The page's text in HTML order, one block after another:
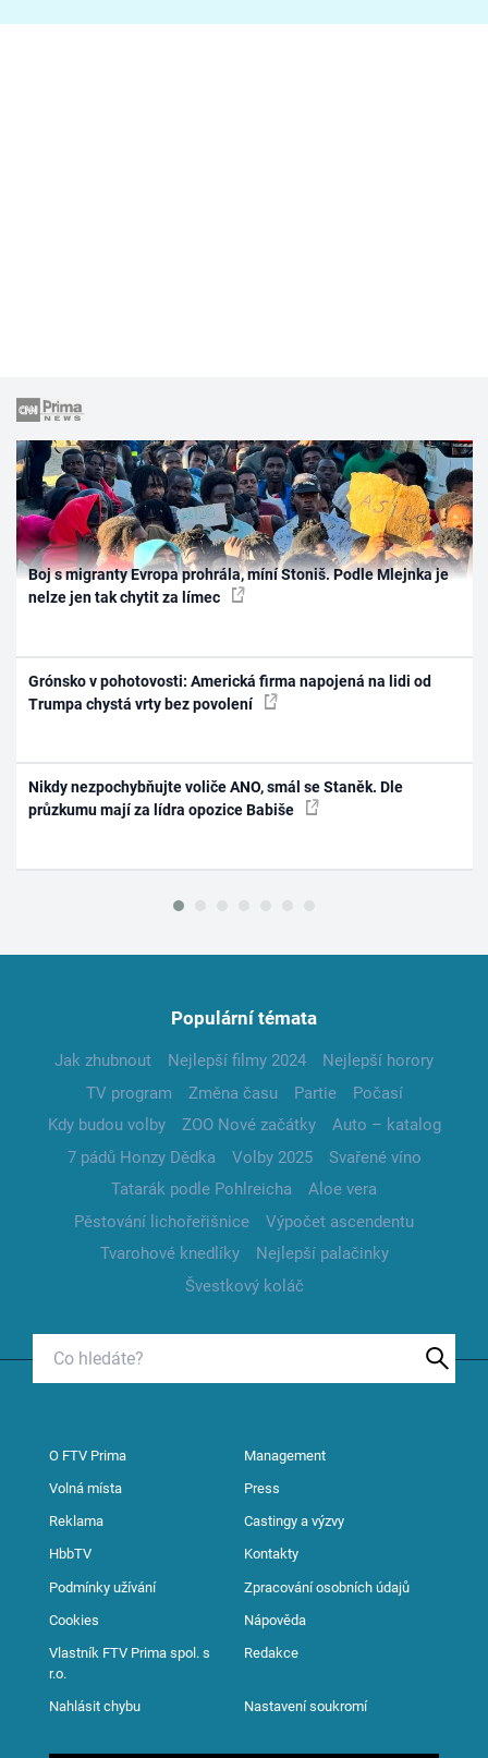
Boj s migranty Evropa prohrála, míní Stoniš. Podle Mlejnka je
nelze jen tak chytit za límec
Grónsko v pohotovosti: Americká firma napojená na lidi od
Trumpa chystá vrty bez povolení
Nikdy nezpochybňujte voliče ANO, smál se Staněk. Dle
průzkumu mají za lídra opozice Babiše
Populární témata
Jak zhubnout Nejlepší filmy 2024
Nejlepší horory
TV program
Změna času Partie
Počasí
Kdy budou volby
ZOO Nové začátky
Auto – katalog
7 pádů Honzy Dědka
Volby 2025
Svařené víno
Tatarák podle Pohlreicha
Aloe vera
Pěstování lichořeřišnice
Výpočet ascendentu
Tvarohové knedlíky
Nejlepší palačinky
Švestkový koláč
O FTV Prima Management
Volná místa Press
Reklama Castingy a výzvy
HbbTV Kontakty
Podmínky užívání Zpracování osobních údajů
Cookies Nápověda
Vlastník FTV Prima spol. s
r.o.
Redakce
Nahlásit chybu Nastavení soukromí